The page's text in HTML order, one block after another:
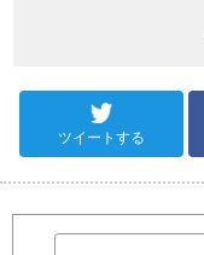
ツイートする